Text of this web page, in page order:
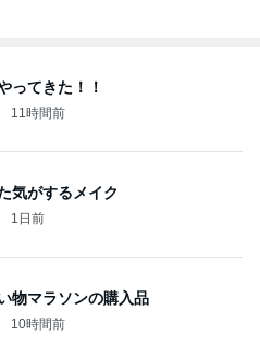
ってきた！！
11時間前
気がするメイク
1日前
物マラソンの購入品
10時間前